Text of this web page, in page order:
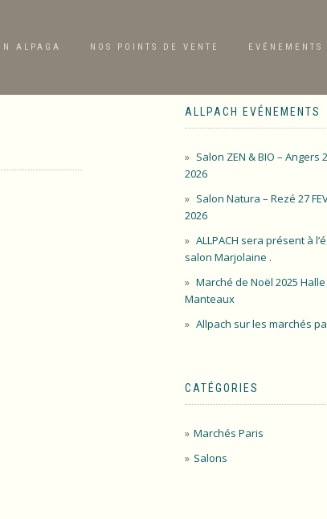
ALPAGA NOS POINTS DE VENTE EVÉNEMENTS
ALLPACH EVÉNEMENTS
Salon ZEN & BIO – Angers
2026
Salon Natura – Rezé 27
2026
ALLPACH sera présent à
salon Marjolaine .
Marché de Noël 2025
Manteaux
Allpach sur les marchés
CATÉGORIES
Marchés Paris
Salons